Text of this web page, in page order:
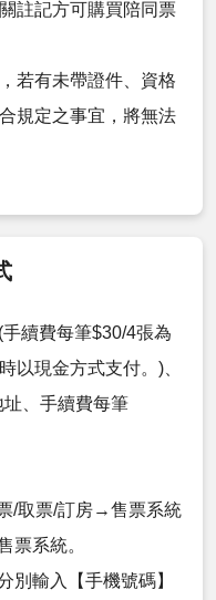
註記方可購買陪同票
若有未帶證件、資格
規定之事宜，將無法
續費每筆$30/4張為
以現金方式支付。)、
、手續費每筆
/取票/訂房→售票系統
系統。
別輸入【手機號碼】